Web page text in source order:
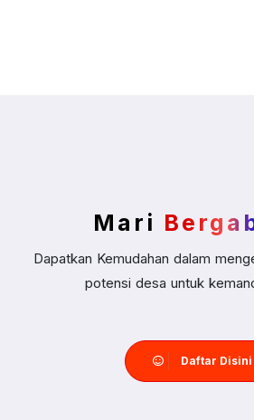
Mari
Dapatkan Kemudahan dalam
potensi desa untuk
Daftar Disini